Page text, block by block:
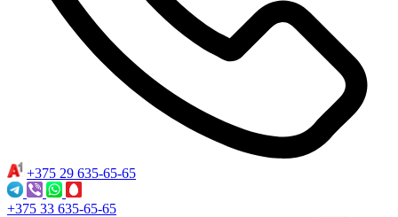
+375 29 635-65-65
+375 33 635-65-65